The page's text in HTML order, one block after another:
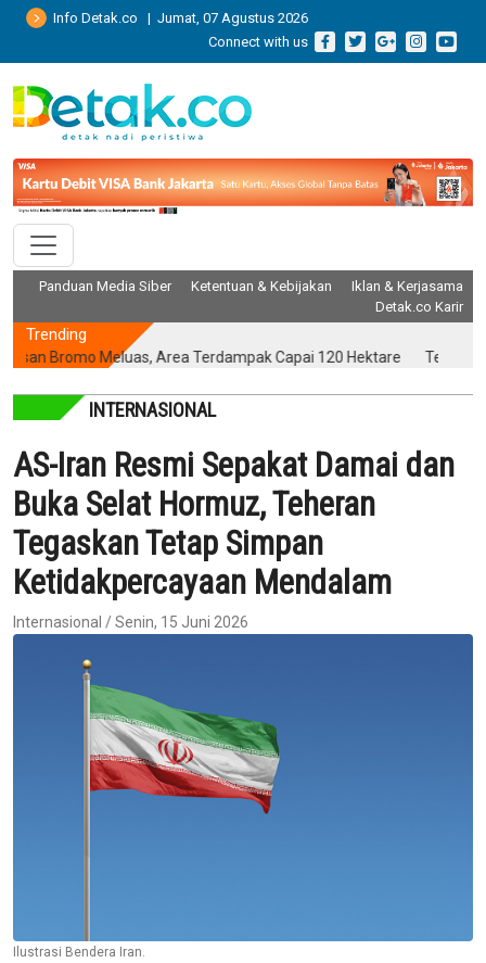
Info Detak.co | Jumat, 07 Agustus 2026
Connect with us
Panduan Media Siber Ketentuan & Kebijakan
Iklan & Kerjasama
Detak.co Karir
Trending
Meluas, Area Terdampak Capai 120 Hektare Terungkap!
INTERNASIONAL
AS-Iran Resmi Sepakat Damai dan
Buka Selat Hormuz, Teheran
Tegaskan Tetap Simpan
Ketidakpercayaan Mendalam
Internasional / Senin, 15 Juni 2026
Ilustrasi Bendera Iran.